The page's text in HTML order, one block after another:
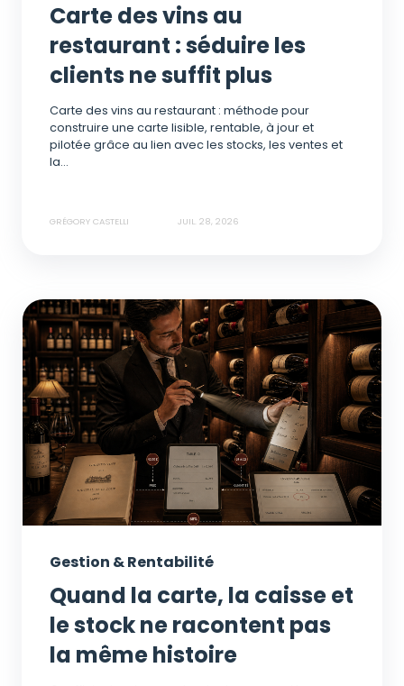
Carte des vins au
restaurant : séduire les
clients ne suffit plus
Carte des vins au restaurant : méthode pour
construire une carte lisible, rentable, à jour et
pilotée grâce au lien avec les stocks, les ventes et
la...
GRÉGORY CASTELLI JUIL. 28, 2026
Gestion & Rentabilité
Quand la carte, la caisse et
le stock ne racontent pas
la même histoire